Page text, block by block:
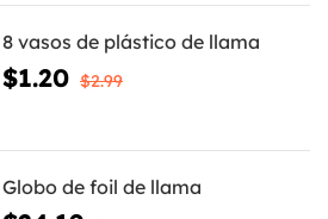
8 vasos de plástico de llama
$1.20 $2.99
Globo de foil de llama